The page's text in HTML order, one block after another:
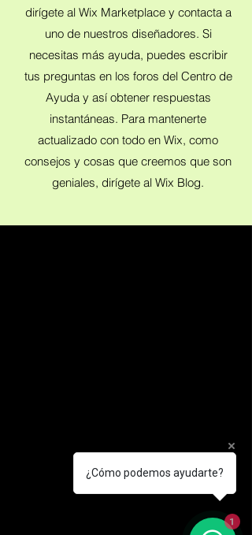
dirígete al Wix Marketplace y contacta a
uno de nuestros diseñadores. Si
necesitas más ayuda, puedes escribir
tus preguntas en los foros del Centro de
Ayuda y así obtener respuestas
instantáneas. Para mantenerte
actualizado con todo en Wix, como
consejos y cosas que creemos que son
geniales, dirígete al Wix Blog.
te conozcan.
¿Cómo podemos ayudarte?
1